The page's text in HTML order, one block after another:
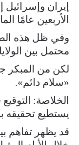
إيران
الأربعين عامًا
وفي ظل هذه
محتمل بين
لكن من المبكر
«سلام دائم».
الخلاصة:
يستطيع تحقيقه
قد يظهر تفاهم